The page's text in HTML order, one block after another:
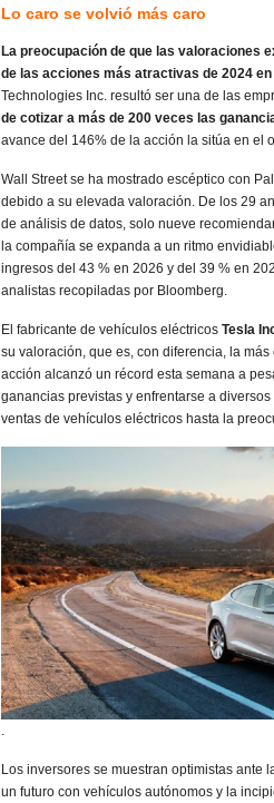
Lo caro se volvió más caro
La preocupación de que las valoraciones
de las acciones más atractivas de 2024
Technologies Inc. resultó ser una de las
de cotizar a más de 200 veces las
avance del 146% de la acción la sitúa en el
Wall Street se ha mostrado escéptico con
debido a su elevada valoración. De los 29
de análisis de datos, solo nueve
la compañía se expanda a un ritmo
ingresos del 43 % en 2026 y del 39 % en
analistas recopiladas por Bloomberg.
El fabricante de vehículos eléctricos Tesla
su valoración, que es, con diferencia, la
acción alcanzó un récord esta semana a
ganancias previstas y enfrentarse a
ventas de vehículos eléctricos hasta la
.
Los inversores se muestran optimistas ante
un futuro con vehículos autónomos y la